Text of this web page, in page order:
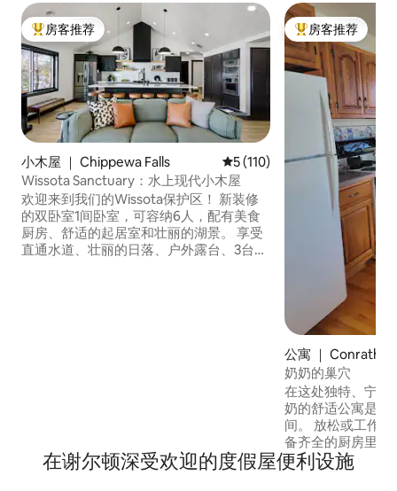
热门「房客推荐」
房客推荐
小木屋 ｜ Chippewa Falls 平均评分 5 分（满分 5 分），
5 (110)
Wissota Sanctuary：水上现代小木屋
欢迎来到我们的Wissota保护区！ 新装修
的双卧室1间卧室，可容纳6人，配有美食
厨房、舒适的起居室和壮丽的湖景。 享受
直通水道、壮丽的日落、户外露台、3台智
热门「房客推荐」
房客推荐
公寓 ｜ Conrath
奶奶的巢穴
在这处独特、宁静
奶的舒适公寓是一
间。 放松或工作
备齐全的厨房里自
更想外出活动，我
一个可爱的小公园
在谢尔顿深受欢迎的度假屋便利设施